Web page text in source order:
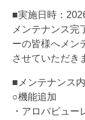
■実施日時：
メンテナンス完
ーの皆様へメン
させていただき
■メンテナンス内
○機能追加
・アロバビュー